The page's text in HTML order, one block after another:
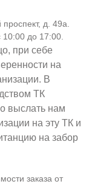
д. 49а.
до 17:00.
при себе
на
В
ТК
выслать нам
на эту ТК и
на забор
заказа от